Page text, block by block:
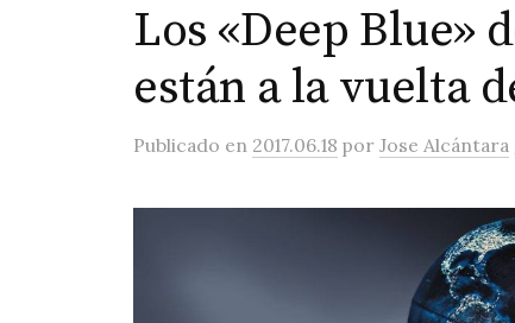
Los «Deep Blue»
están a la vuelta
Publicado en 2017.06.18 por Jose Alcántara